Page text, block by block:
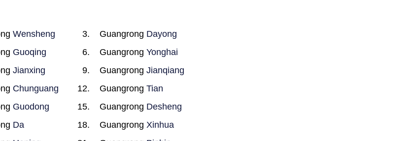
Wensheng Guangrong Dayong
Guoqing GuangrongYonghai
Jianxing GuangrongJianqiang
Chunguang GuangrongTian
Guodong Guangrong Desheng
Da GuangrongXinhua